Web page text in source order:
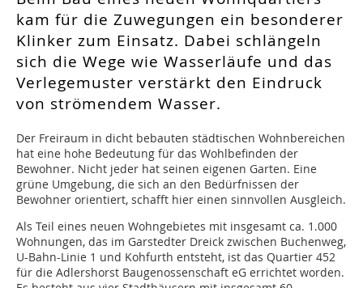
kam für die Zuwegungen ein besonderer
Klinker zum Einsatz. Dabei schlängeln
sich die Wege wie Wasserläufe und das
Verlegemuster verstärkt den Eindruck
von strömendem Wasser.
Der Freiraum in dicht bebauten städtischen Wohnbereichen
hat eine hohe Bedeutung für das Wohlbefinden der
Bewohner. Nicht jeder hat seinen eigenen Garten. Eine
grüne Umgebung, die sich an den Bedürfnissen der
Bewohner orientiert, schafft hier einen sinnvollen Ausgleich.
Als Teil eines neuen Wohngebietes mit insgesamt ca. 1.000
Wohnungen, das im Garstedter Dreick zwischen Buchenweg,
U-Bahn-Linie 1 und Kohfurth entsteht, ist das Quartier 452
für die Adlershorst Baugenossenschaft eG errichtet worden.